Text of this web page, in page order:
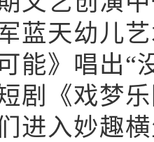
蓝天幼儿
能》唱出
剧《戏梦
进入妙趣